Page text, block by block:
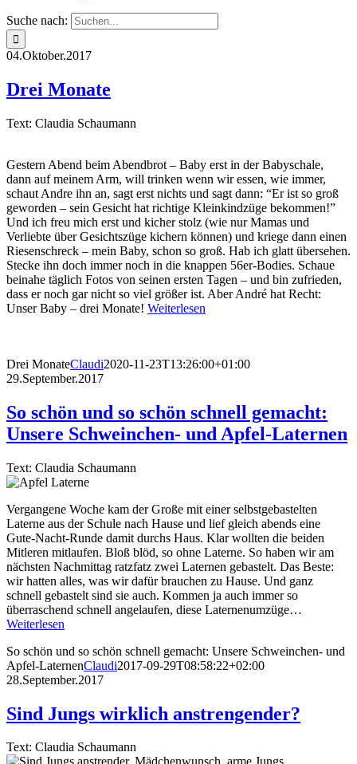
Suche nach:
04.Oktober.2017
Drei Monate
Text: Claudia Schaumann
Gestern Abend beim Abendbrot – Baby erst in der Babyschale,
dann auf meinem Arm, will trinken wenn wir essen, wie immer,
schaut Andre ihn an, sagt erst nichts und sagt dann: “Er ist so groß
geworden – sein Gesicht hat richtige Kleinkindzüge bekommen!”
Und ich freu mich erst und kicher stolz (wie nur Mamas und
Verliebte über Gesichtszüge kichern können) und kriege dann einen
Riesenschreck – mein Baby, schon so groß. Hab ich glatt übersehen.
Stecke ihn doch immer noch in die knappen 56er-Bodies. Schaue
beinahe täglich Fotos von seinen ersten Tagen – und bin zufrieden,
dass er noch gar nicht so viel größer ist. Aber André hat Recht:
Unser Baby – drei Monate! Weiterlesen
Drei MonateClaudi2020-11-23T13:26:00+01:00
29.September.2017
So schön und so schön schnell gemacht:
Unsere Schweinchen- und Apfel-Laternen
Text: Claudia Schaumann
Vergangene Woche kam der Große mit einer selbstgebastelten
Laterne aus der Schule nach Hause und lief gleich abends eine
Gute-Nacht-Runde damit durchs Haus. Klar wollten die beiden
Mitleren mitlaufen. Bloß blöd, so ohne Laterne. So haben wir am
nächsten Nachmittag ratzfatz zwei Laternen gebastelt. Das Beste:
wir hatten alles, was wir dafür brauchen zu Hause. Und ganz
schnell gebastelt sind sie auch. Kommen ja auch immer so
überraschend schnell angelaufen, diese Laternenumzüge…
Weiterlesen
So schön und so schön schnell gemacht: Unsere Schweinchen- und
Apfel-LaternenClaudi2017-09-29T08:58:22+02:00
28.September.2017
Sind Jungs wirklich anstrengender?
Text: Claudia Schaumann